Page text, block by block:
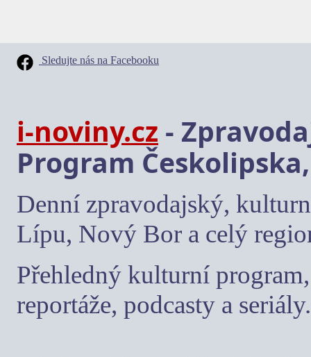
Sledujte nás na Facebooku
i-noviny.cz -
Program
Denní zpravodajský,
Lípu, Nový Bor a celý
Přehledný kulturní
reportáže, podcasty a seriály.